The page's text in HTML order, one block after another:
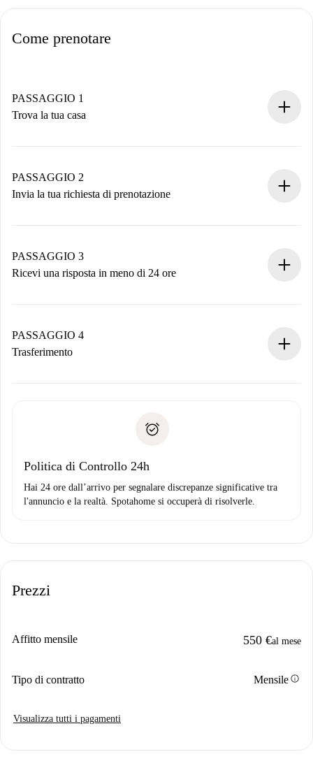
Come prenotare
PASSAGGIO 1
Trova la tua casa
Hai tutte le informazioni necessarie in anticipo.
PASSAGGIO 2
Invia la tua richiesta di prenotazione
non accetta.
PASSAGGIO 3
Ricevi una risposta in meno di 24 ore
contatto con il proprietario.
Se rifiutata: non ti addebiteremo nulla e ti proporremo
Domiciliazione del pagamento
PASSAGGIO 4
Trasferimento
solo se non segnali problemi.
Politica di Controllo 24h
Hai 24 ore dall’arrivo per segnalare discrepanze significative tra
l'annuncio e la realtà. Spotahome si occuperà di risolverle.
Prezzi
Affitto mensile 550 €al mese
Tipo di contratto Mensileinfo
Visualizza tutti i pagamenti